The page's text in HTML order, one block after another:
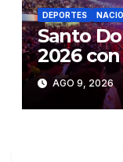
DEPORTES
Santo
2026
AGO 9, 2026